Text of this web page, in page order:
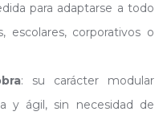
para adaptarse a todo
escolares, corporativos o
: su carácter modular
y ágil, sin necesidad de